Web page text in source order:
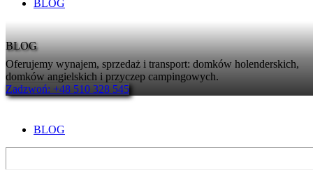
BLOG
BLOG
Oferujemy wynajem, sprzedaż i transport: domków holenderskich,
domków angielskich i przyczep campingowych.
Zadzwoń: +48 510 328 545
BLOG